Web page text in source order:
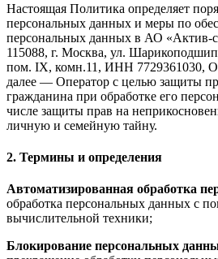
Настоящая Политика определяет
персональных данных и меры по
персональных данных в АО «Актив-
115088, г. Москва, ул.
пом. IX, комн.11, ИНН 7729361030,
далее — Оператор с целью защиты
гражданина при обработке его
числе защиты прав на
личную и семейную тайну.
2. Термины и определения
Автоматизированная обработка
обработка персональных данных с
вычислительной техники;
Блокирование персональных